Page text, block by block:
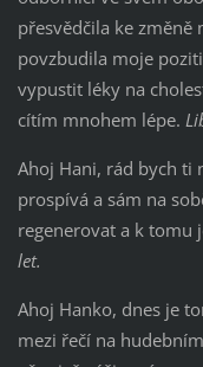
přesvědčila ke změně
povzbudila moje
vypustit léky na
cítím mnohem lépe.
Ahoj Hani, rád bych ti
prospívá a sám na
regenerovat a k tomu
let.
Ahoj Hanko, dnes je
mezi řečí na